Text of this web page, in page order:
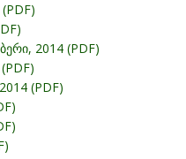
2014 (PDF)
(PDF)